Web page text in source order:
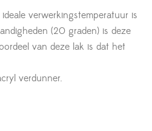
verwerkingstemperatuur is
(20 graden) is deze
van deze lak is dat het
verdunner.